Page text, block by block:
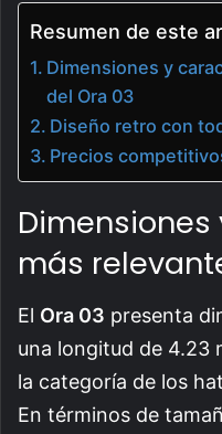
Resumen de este
Dimensiones y
del Ora 03
Diseño retro con
Precios
más
El Ora 03 presenta
una longitud de 4.23
la categoría de los
En términos de